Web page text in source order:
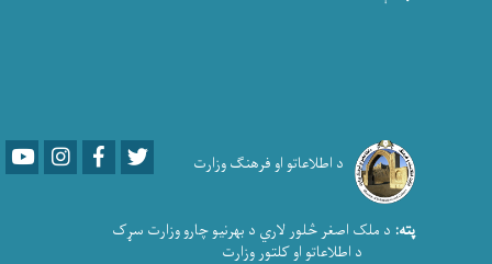
د اطلاعاتو او فرهنګ وزارت YoutubeLinkedInFacebook
پته: د ملک اصغر څلور لاري د بهرنیو چارو وزارت سړک
د اطلاعاتو او کلتور وزارت